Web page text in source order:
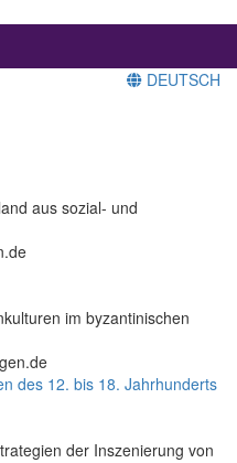
DEUTSCH
aus sozial- und
im byzantinischen
des 12. bis 18. Jahrhunderts
der Inszenierung von